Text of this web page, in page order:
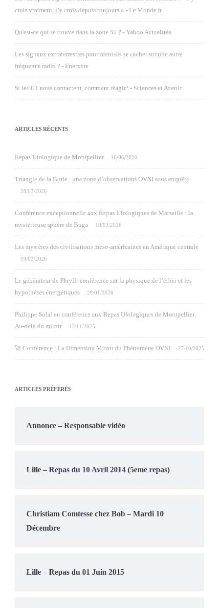
crois vraiment, j’y crois depuis toujours » - Le Monde.fr
Qu'est-ce qui se trouve dans la zone 51 ? - Yahoo Actualités
Les signaux extraterrestres pourraient-ils se cacher sur une autre
fréquence radio ? - Enerzine
Si les ET nous contactent, comment réagir? - Sciences et Avenir
ARTICLES RÉCENTS
Repas Ufologique de Montpellier 16/06/2026
Triangle de la Burle : une zone d’observations OVNI sous enquête
28/03/2026
Conférence exceptionnelle aux Repas Ufologiques de Marseille : la
mystérieuse sphère de Buga
19/03/2026
Les mystères des civilisations méso-américaines en Amérique centrale
10/02/2026
Le générateur de Phryll: conférence sur la physique de l’éther et les
hypothèses énergétiques
28/01/2026
Philippe Solal en conférence aux Repas Ufologiques de Montpellier:
Au-delà du miroir
12/11/2025
🚀 Conférence : La Dimension Miroir du Phénomène OVNI 27/10/2025
ARTICLES PRÉFÉRÉS
Annonce – Responsable vidéo
Lille – Repas du 10 Avril 2014 (5eme repas)
Christiam Comtesse chez Bob – Mardi 10
Décembre
Lille – Repas du 01 Juin 2015